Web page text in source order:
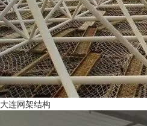
大连网架结构